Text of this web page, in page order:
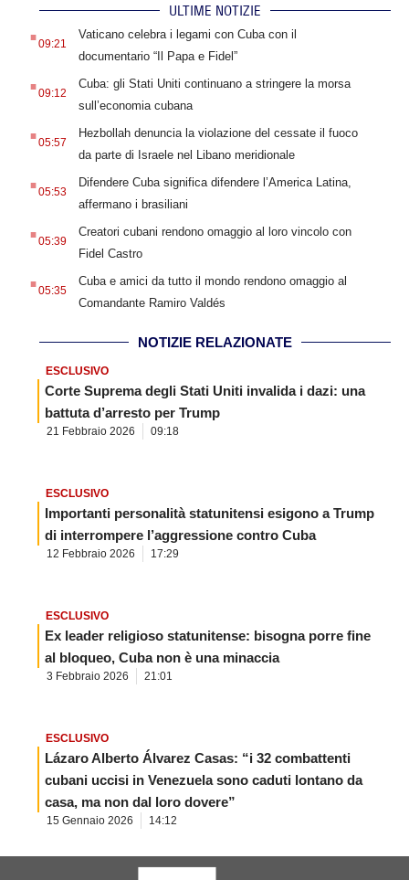
ULTIME NOTIZIE
.09:21
Vaticano celebra i legami con Cuba con il
documentario “Il Papa e Fidel”
.09:12
Cuba: gli Stati Uniti continuano a stringere la morsa
sull’economia cubana
.05:57
Hezbollah denuncia la violazione del cessate il fuoco
da parte di Israele nel Libano meridionale
.05:53
Difendere Cuba significa difendere l’America Latina,
affermano i brasiliani
.05:39
Creatori cubani rendono omaggio al loro vincolo con
Fidel Castro
.05:35
Cuba e amici da tutto il mondo rendono omaggio al
Comandante Ramiro Valdés
NOTIZIE RELAZIONATE
ESCLUSIVO
Corte Suprema degli Stati Uniti invalida i dazi: una
battuta d’arresto per Trump
21 Febbraio 2026 09:18
ESCLUSIVO
Importanti personalità statunitensi esigono a Trump
di interrompere l’aggressione contro Cuba
12 Febbraio 2026 17:29
ESCLUSIVO
Ex leader religioso statunitense: bisogna porre fine
al bloqueo, Cuba non è una minaccia
3 Febbraio 2026 21:01
ESCLUSIVO
Lázaro Alberto Álvarez Casas: “i 32 combattenti
cubani uccisi in Venezuela sono caduti lontano da
casa, ma non dal loro dovere”
15 Gennaio 2026 14:12